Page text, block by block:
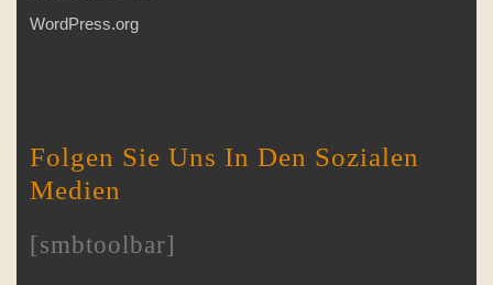
WordPress.org
Folgen Sie Uns In Den Sozialen
Medien
[smbtoolbar]